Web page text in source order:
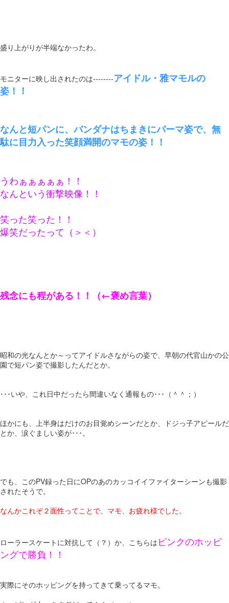
盛り上がりが半端なかったわ。
モニターに映し出されたのは--------アイドル・雅マモルの
姿！！
なんと短パンに、バンダナはちまきにパーマ姿で、無
駄に目力入った笑顔満開のマモの姿！！
うわぁぁぁぁぁ！！
なんという衝撃映像！！
笑った笑った！！
爆笑だったって（＞＜）
残念にも程がある！！（←褒め言葉）
昭和の光なんとか～ってアイドルさながらの姿で、早朝の代官山かの公
園で短パン姿で撮影したんだとか。
･･･いや、これ日中だったら間違いなく通報もの･･･（＾＾；）
ほかにも、上半身はだけのお目覚めシーンだとか、ドジっ子アピールだ
とか、涙ぐましい姿が･･･。
でも、このPV録った日にOPのあのカッコイイファイターシーンも撮影
されたそうで。
なんかこれぞ２面性ってことで、マモ、お疲れ様でした。
ローラースケートに対抗して（？）か、こちらは ピンクのホッピ
ングで勝負！！
実際にそのホッピングを持ってきて乗ってるマモ。